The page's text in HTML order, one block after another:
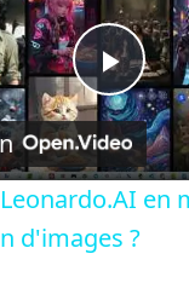
Play
en
d'images ?